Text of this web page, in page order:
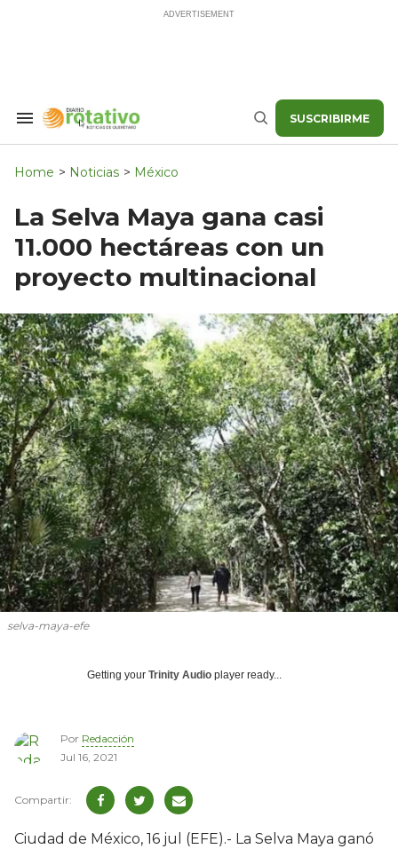
Search
Navigation
Buscar SUSCRIBIRME
Home > Noticias > México
La Selva Maya gana casi
11.000 hectáreas con un
proyecto multinacional
selva-maya-efe
Getting your Trinity Audio player ready...
Por Redacción
Jul 16, 2021
Ciudad de México, 16 jul (EFE).- La Selva Maya ganó